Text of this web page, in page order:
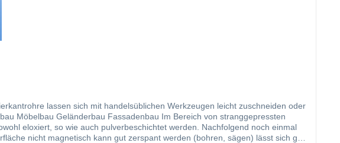
lassen sich mit handelsüblichen Werkzeugen leicht zuschneiden oder
eloxiert, so wie auch pulverbeschichtet werden. Nachfolgend noch einmal